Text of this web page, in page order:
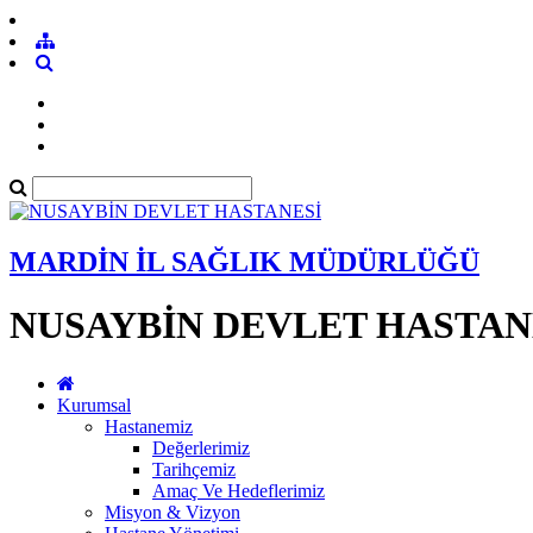
MARDİN İL SAĞLIK MÜDÜRLÜĞÜ
NUSAYBİN DEVLET
Kurumsal
Hastanemiz
Değerlerimiz
Tarihçemiz
Amaç Ve Hedeflerimiz
Misyon & Vizyon